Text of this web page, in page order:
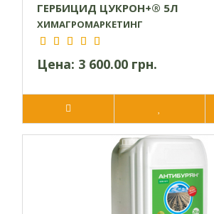
ГЕРБИЦИД ЦУКРОН+® 5Л
ХИМАГРОМАРКЕТИНГ
Цена: 3 600.00 грн.